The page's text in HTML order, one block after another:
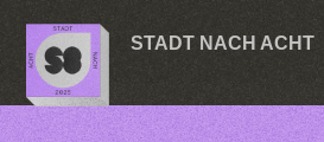
STADT NACH ACHT